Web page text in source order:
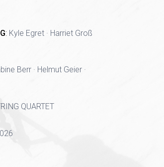
: Kyle Egret · Harriet Groß
Berr · Helmut Geier ·
QUARTET